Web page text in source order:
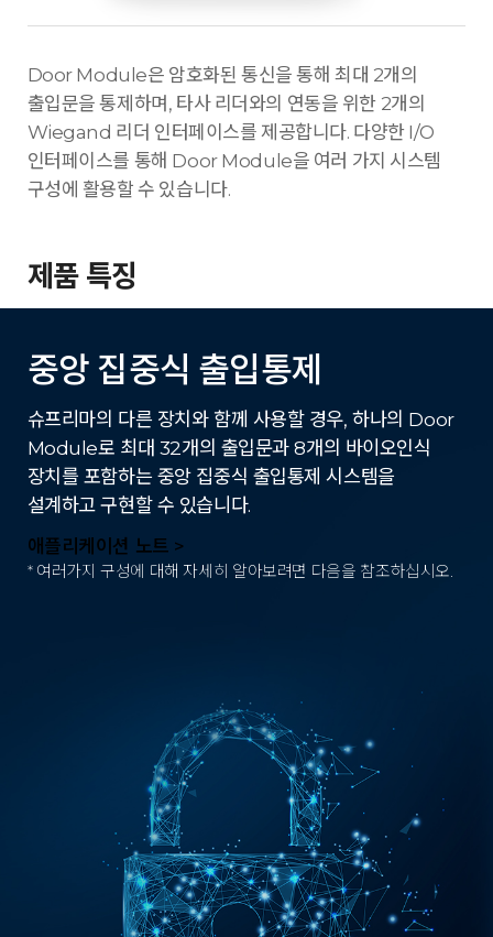
Door Module은 암호화된 통신을 통해 최대 2개의
출입문을 통제하며, 타사 리더와의 연동을 위한 2개의
Wiegand 리더 인터페이스를 제공합니다. 다양한 I/O
인터페이스를 통해 Door Module을 여러 가지 시스템
구성에 활용할 수 있습니다.
제품 특징
중앙 집중식 출입통제
슈프리마의 다른 장치와 함께 사용할 경우, 하나의 Door
Module로 최대 32개의 출입문과 8개의 바이오인식
장치를 포함하는 중앙 집중식 출입통제 시스템을
설계하고 구현할 수 있습니다.
애플리케이션 노트 >
* 여러가지 구성에 대해 자세히 알아보려면 다음을 참조하십시오.